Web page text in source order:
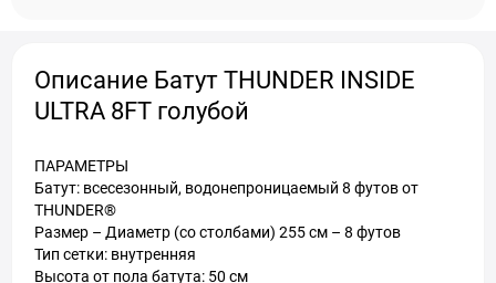
Описание Батут THUNDER INSIDE
ULTRA 8FT голубой
ПАРАМЕТРЫ
Батут: всесезонный, водонепроницаемый 8 футов от
THUNDER®️
Размер – Диаметр (со столбами) 255 см – 8 футов
Тип сетки: внутренняя
Высота от пола батута: 50 см